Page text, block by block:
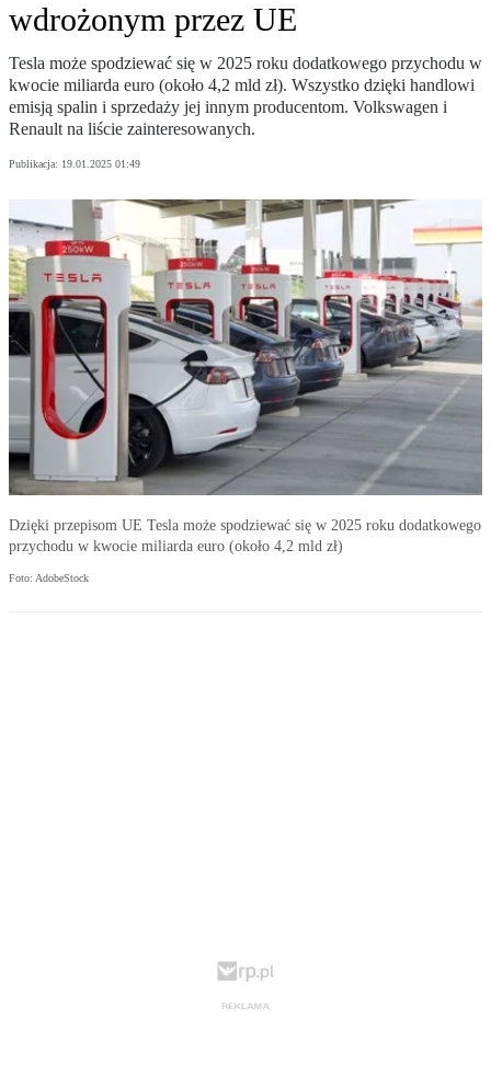
wdrożonym przez UE
Tesla może spodziewać się w 2025 roku dodatkowego przychodu w
kwocie miliarda euro (około 4,2 mld zł). Wszystko dzięki handlowi
emisją spalin i sprzedaży jej innym producentom. Volkswagen i
Renault na liście zainteresowanych.
Publikacja: 19.01.2025 01:49
Dzięki przepisom UE Tesla może spodziewać się w 2025 roku dodatkowego
przychodu w kwocie miliarda euro (około 4,2 mld zł)
Foto: AdobeStock